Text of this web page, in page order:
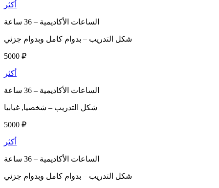
أكثر
الساعات الأكاديمية –
شكل التدريب – بدوام كامل وبدوام جزئي
5000 ₽
أكثر
الساعات الأكاديمية –
شكل التدريب – شخصيا, غيابيا
5000 ₽
أكثر
الساعات الأكاديمية –
شكل التدريب – بدوام كامل وبدوام جزئي